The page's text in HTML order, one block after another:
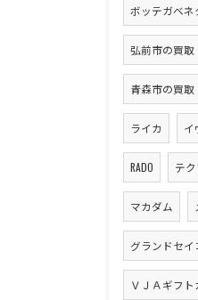
ボッテガベネ
弘前市の買取
青森市の買取
ライカ イ
RADO テ
マカダム
グランドセイ
ＶＪＡギフト